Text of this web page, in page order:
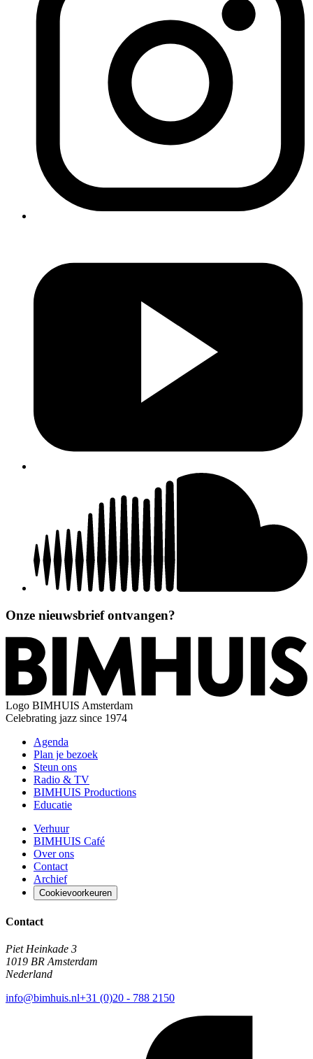
Onze nieuwsbrief ontvangen?
Logo BIMHUIS Amsterdam
Celebrating jazz since 1974
Agenda
Plan je bezoek
Steun ons
Radio & TV
BIMHUIS Productions
Educatie
Verhuur
BIMHUIS Café
Over ons
Contact
Archief
Cookievoorkeuren
Contact
Piet Heinkade 3
1019 BR Amsterdam
Nederland
info@bimhuis.nl+31 (0)20 - 788 2150